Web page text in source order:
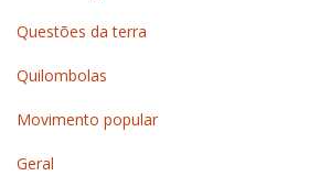
Questões da terra
Quilombolas
Movimento popular
Geral